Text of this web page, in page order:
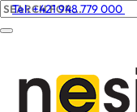
Tel: +421 948 779 000